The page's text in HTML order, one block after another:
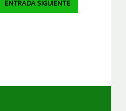
ENTRADA SIGUIENTE